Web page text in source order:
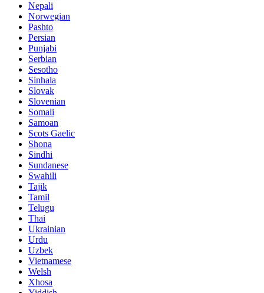
Nepali
Norwegian
Pashto
Persian
Punjabi
Serbian
Sesotho
Sinhala
Slovak
Slovenian
Somali
Samoan
Scots Gaelic
Shona
Sindhi
Sundanese
Swahili
Tajik
Tamil
Telugu
Thai
Ukrainian
Urdu
Uzbek
Vietnamese
Welsh
Xhosa